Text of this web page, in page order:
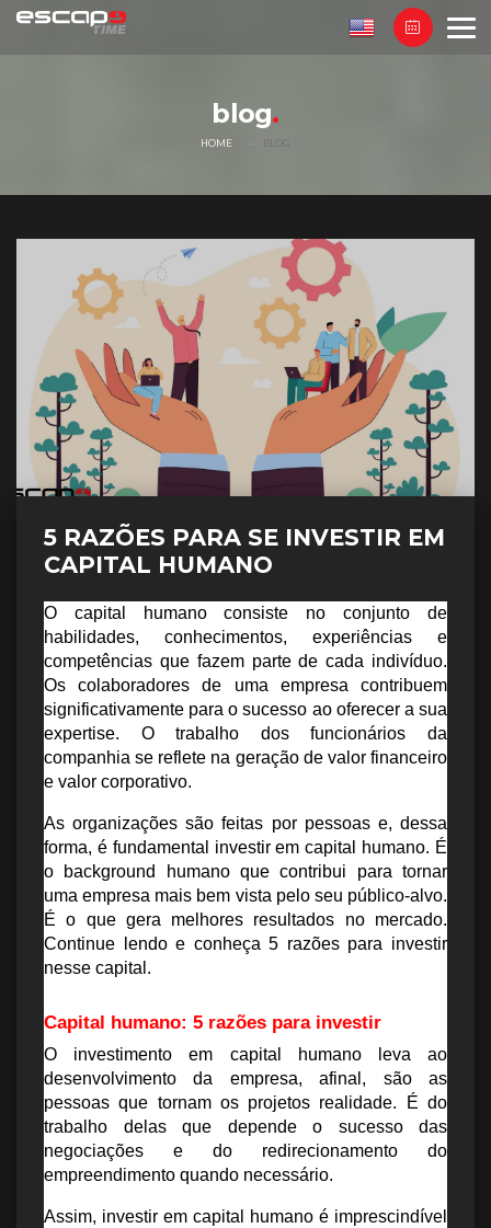
blog
HOME
5 RAZÕES PARA SE INVESTIR EM
CAPITAL HUMANO
O capital humano consiste no conjunto de
habilidades, conhecimentos, experiências e
competências que fazem parte de cada indivíduo.
Os colaboradores de uma empresa contribuem
significativamente para o sucesso ao oferecer a sua
expertise. O trabalho dos funcionários da
companhia se reflete na geração de valor financeiro
e valor corporativo.
As organizações são feitas por pessoas e, dessa
forma, é fundamental investir em capital humano. É
o background humano que contribui para tornar
uma empresa mais bem vista pelo seu público-alvo.
É o que gera melhores resultados no mercado.
Continue lendo e conheça 5 razões para investir
nesse capital.
Capital humano: 5 razões para investir
O investimento em capital humano leva ao
desenvolvimento da empresa, afinal, são as
pessoas que tornam os projetos realidade. É do
trabalho delas que depende o sucesso das
negociações e do redirecionamento do
empreendimento quando necessário.
Assim, investir em capital humano é imprescindível